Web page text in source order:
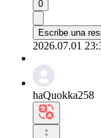
0
Escribe una
2026.07.01
haQuokka258